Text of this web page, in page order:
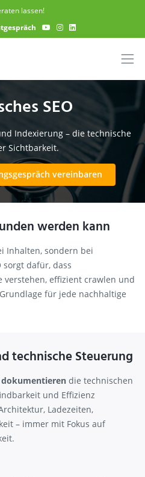
lassen!
SEO
Indexierung – die technische
Sichtbarkeit.
vereinbaren
werden kann
Inhalten, sondern bei
sorgt dafür, dass
verstehen, effizient crawlen und
für jede nachhaltige
technische Steuerung
dokumentieren die technischen
und Effizienz
Ladezeiten,
– immer mit Fokus auf